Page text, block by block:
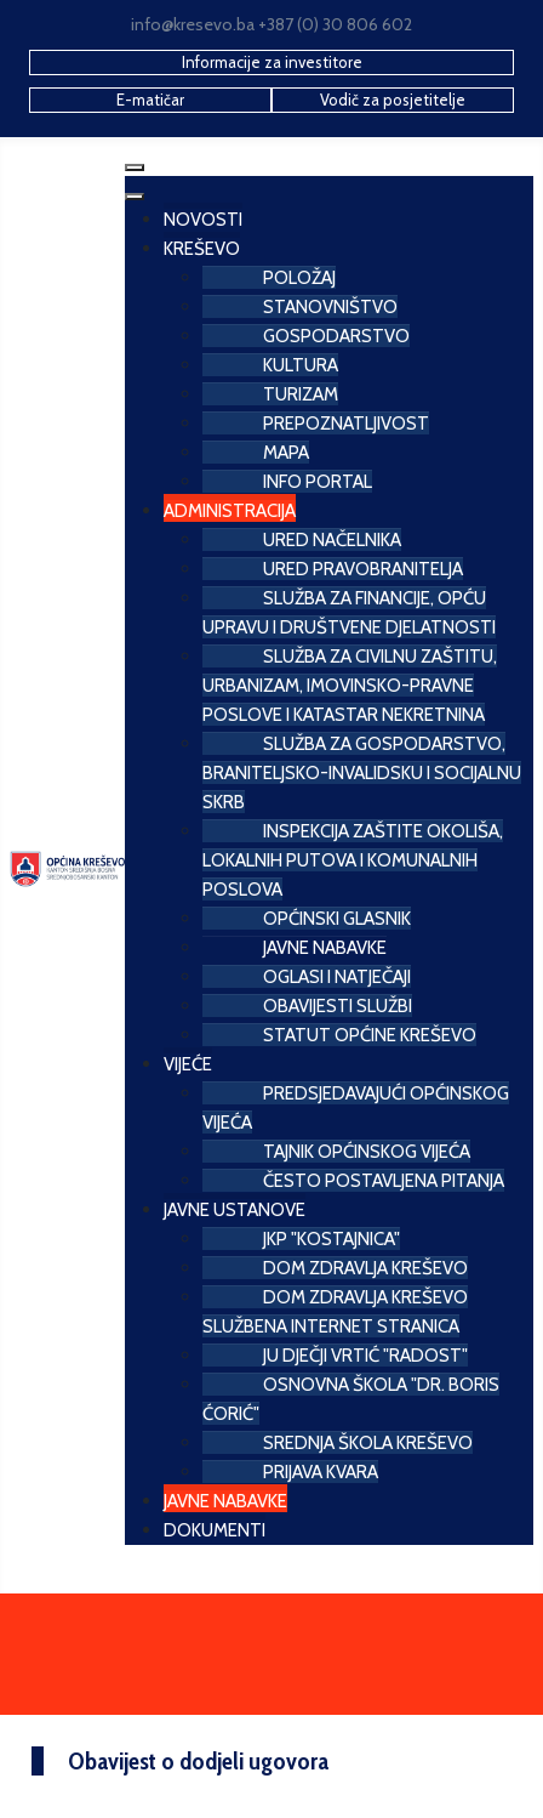
info@kresevo.ba +387 (0) 30 806 602
Informacije za investitore
E-matičar
Vodič za posjetitelje
NOVOSTI
KREŠEVO
POLOŽAJ
STANOVNIŠTVO
GOSPODARSTVO
KULTURA
TURIZAM
PREPOZNATLJIVOST
MAPA
INFO PORTAL
ADMINISTRACIJA
URED NAČELNIKA
URED PRAVOBRANITELJA
SLUŽBA ZA FINANCIJE, OPĆU
UPRAVU I DRUŠTVENE DJELATNOSTI
SLUŽBA ZA CIVILNU ZAŠTITU,
URBANIZAM, IMOVINSKO-PRAVNE
POSLOVE I KATASTAR NEKRETNINA
SLUŽBA ZA GOSPODARSTVO,
BRANITELJSKO-INVALIDSKU I SOCIJALNU
SKRB
INSPEKCIJA ZAŠTITE OKOLIŠA,
LOKALNIH PUTOVA I KOMUNALNIH
POSLOVA
OPĆINSKI GLASNIK
JAVNE NABAVKE
OGLASI I NATJEČAJI
OBAVIJESTI SLUŽBI
STATUT OPĆINE KREŠEVO
VIJEĆE
PREDSJEDAVAJUĆI OPĆINSKOG
VIJEĆA
TAJNIK OPĆINSKOG VIJEĆA
ČESTO POSTAVLJENA PITANJA
JAVNE USTANOVE
JKP "KOSTAJNICA"
DOM ZDRAVLJA KREŠEVO
DOM ZDRAVLJA KREŠEVO
SLUŽBENA INTERNET STRANICA
JU DJEČJI VRTIĆ "RADOST"
OSNOVNA ŠKOLA "DR. BORIS
ĆORIĆ"
SREDNJA ŠKOLA KREŠEVO
PRIJAVA KVARA
JAVNE NABAVKE
DOKUMENTI
Obavijest o dodjeli ugovora